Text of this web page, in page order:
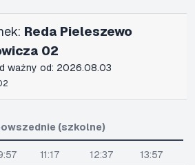
Reda Pieleszewo
02
ważny od: 2026.08.03
(szkolne)
11:17 12:37
13:57